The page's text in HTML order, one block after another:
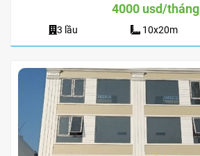
4000 usd/tháng
3 lầu 10x20m